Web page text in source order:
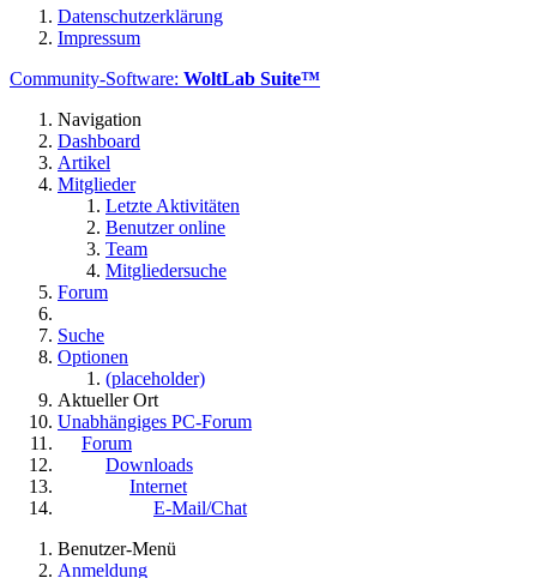
Datenschutzerklärung
Impressum
Community-Software: WoltLab Suite™
Navigation
Dashboard
Artikel
Mitglieder
Letzte Aktivitäten
Benutzer online
Team
Mitgliedersuche
Forum
Suche
Optionen
(placeholder)
Aktueller Ort
Unabhängiges PC-Forum
Forum
Downloads
Internet
E-Mail/Chat
Benutzer-Menü
Anmeldung